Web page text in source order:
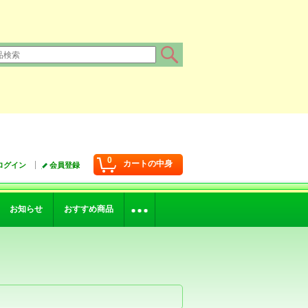
0 カートの中身
グイン 会員登録
お知らせ おすすめ商品